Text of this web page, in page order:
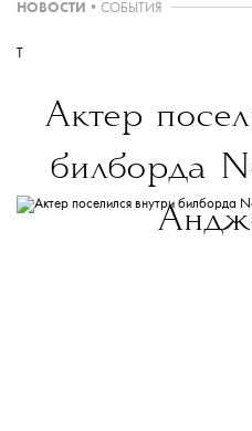
НОВОСТИ • СОБЫТИЯ
T
Актер
билборда